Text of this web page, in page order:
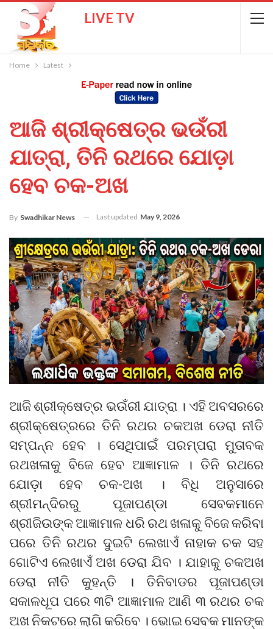
LIVE TV
Home Latest
ଆଜି ଶ୍ରୀକ୍ଷେତ୍ର ଭଉଁରୀ
ଯାତ୍ରା, ତିନି ରଥରେ ଯୋଡ଼ା
ହେବ ଚକ-ଅଖ
By Swadhikar News Last updated May 9, 2026
ଆଜି ଶ୍ରୀକ୍ଷେତ୍ର ଭଉଁରୀ ଯାତ୍ରା । ଏହି ଅବସରରେ
ଶ୍ରୀକ୍ଷେତ୍ରରେ ତିନି ରଥର ଚକଅଖ ଡେରା ନୀତି
ସମ୍ପନ୍ନ ହେବ । ସେଥିପାଇଁ ପରମ୍ପରା ମୁତାବକ
ରଥଖଳାକୁ ବିଜେ ହେବ ଆଜ୍ଞାମାଳ । ତିନି ରଥରେ
ଯୋଡ଼ା ହେବ ଚକ-ଅଖ । ବିଧି ଅନୁସାରେ
ଶ୍ରୀମନ୍ଦିରରୁ ପୂଜାପଣ୍ଡା ସେବକମାନେ
ଶ୍ରୀଜିଉଙ୍କ ଆଜ୍ଞାମାଳ ଧରି ରଥ ଖଳାକୁ ବିଜେ କରିବା
ପରେ ତିନି ରଥର ଦୁଇଟି ଲେଖାଏଁ ନାହାକ ଚକ ସହ
ଗୋଟିଏ ଲେଖାଏଁ ଅଖ ଡେରା ଯିବ । ଯାହାକୁ ଚକଅଖ
ଡେରା ନୀତି କୁହନ୍ତି । ତିନିବାଡର ପୂଜାପଣ୍ଡା
ସକାଳଧୂପ ପରେ ୩ଟି ଆଜ୍ଞାମାଳ ଆଣି ୩ ରଥର ଚକ
ଅଖ ନିକଟରେ ଲାଗି କରିବେ । ଭୋଇ ସେବକ ମାନଙ୍କ